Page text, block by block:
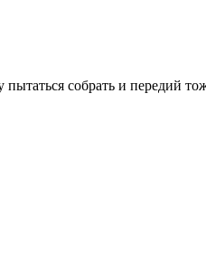
собрать и передий